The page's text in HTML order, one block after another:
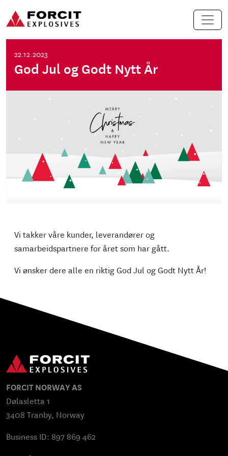
Hopp til innhold
Hovednavigasjon
22.12.2023
God Jul og Godt Nytt År
Vi takker våre kunder, leverandører og
samarbeidspartnere for året som har gått.
Vi ønsker dere alle en riktig God Jul og Godt Nytt År!
FORCIT NORWAY AS
Dølasletta 1
3408 Tranby, Norway
Business ID: 897 869 462